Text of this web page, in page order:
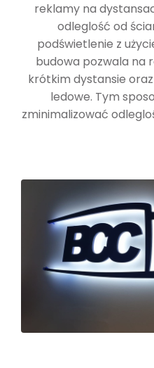
reklamy na
odleglość od
podświetlenie z
budowa pozwala na
krótkim dystansie
ledowe. Tym
zminimalizować